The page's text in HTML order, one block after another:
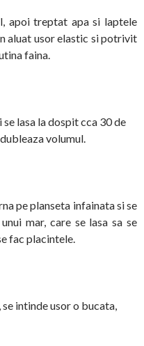
apoi treptat apa si laptele
aluat usor elastic si potrivit
faina.
se lasa la dospit cca 30 de
volumul.
pe planseta infainata si se
mar, care se lasa sa se
fac placintele.
intinde usor o bucata,